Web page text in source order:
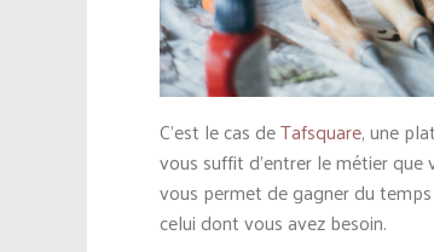
C’est le cas deTafsquare, une
vous suffit d’entrer le métier que
vous permet de gagner du
celui dont vous avez besoin.